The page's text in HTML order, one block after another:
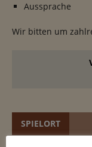
Aussprache
Wir bitten um
SPIELORT